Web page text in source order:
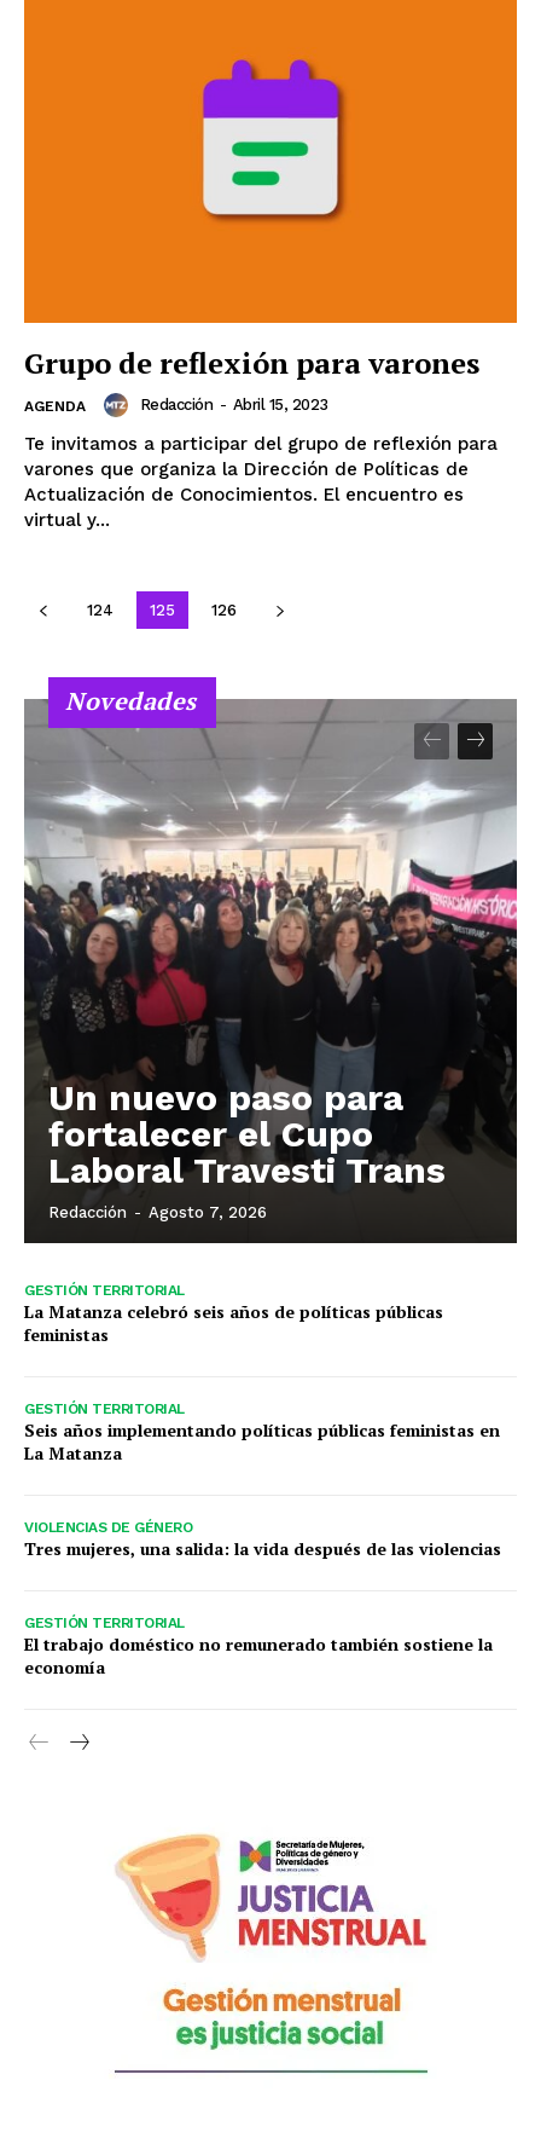
Grupo de reflexión para varones
AGENDA Redacción - Abril 15, 2023
Te invitamos a participar del grupo de reflexión para
varones que organiza la Dirección de Políticas de
Actualización de Conocimientos. El encuentro es
virtual y...
124 125 126
Novedades
Un nuevo paso para
fortalecer el Cupo
Laboral Travesti Trans
Redacción - Agosto 7, 2026
GESTIÓN TERRITORIAL
La Matanza celebró seis años de políticas públicas
feministas
GESTIÓN TERRITORIAL
Seis años implementando políticas públicas feministas en
La Matanza
VIOLENCIAS DE GÉNERO
Tres mujeres, una salida: la vida después de las violencias
GESTIÓN TERRITORIAL
El trabajo doméstico no remunerado también sostiene la
economía